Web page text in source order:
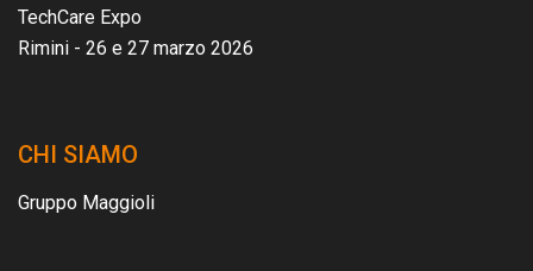
TechCare Expo
Rimini - 26 e 27 marzo 2026
CHI SIAMO
Gruppo Maggioli